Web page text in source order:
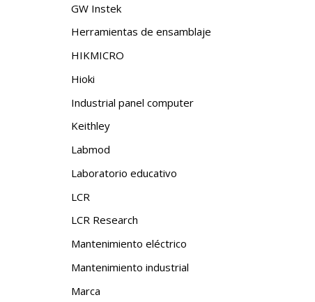
GW Instek
Herramientas de ensamblaje
HIKMICRO
Hioki
Industrial panel computer
Keithley
Labmod
Laboratorio educativo
LCR
LCR Research
Mantenimiento eléctrico
Mantenimiento industrial
Marca